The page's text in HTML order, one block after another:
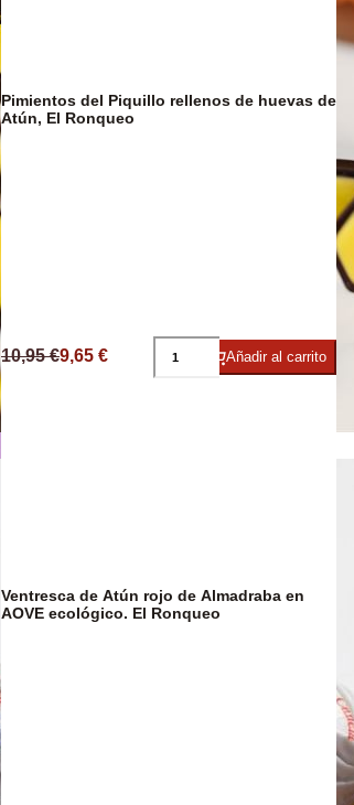
DESCUENTO12%
Pimientos del Piquillo rellenos de huevas de
Atún, El Ronqueo
10,95 €9,65 € Añadir al carrito
Ventresca de Atún rojo de Almadraba en
AOVE ecológico. El Ronqueo